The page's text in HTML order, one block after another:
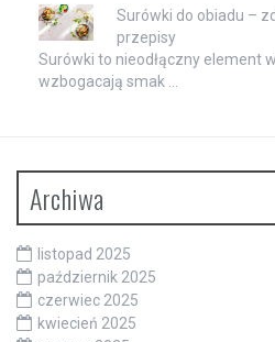
Surówki do obiadu –
przepisy
Surówki to nieodłączny element
wzbogacają smak …
Archiwa
listopad 2025
październik 2025
czerwiec 2025
kwiecień 2025